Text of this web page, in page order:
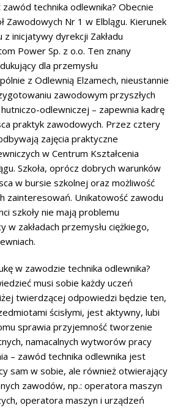
technika odlewnika? Obecnie
Zawodowych Nr 1 w Elblągu. Kierunek
inicjatywy dyrekcji Zakładu
Power Sp. z o.o. Ten znany
dla przemysłu
z Odlewnią Elzamech, nieustannie
zawodowym przyszłych
odlewniczej – zapewnia kadrę
praktyk zawodowych. Przez cztery
zajęcia praktyczne
w Centrum Kształcenia
Szkoła, oprócz dobrych warunków
w bursie szkolnej oraz możliwość
zainteresowań. Unikatowość zawodu
szkoły nie mają problemu
w zakładach przemysłu ciężkiego,
w zawodzie technika odlewnika?
musi sobie każdy uczeń
twierdzącej odpowiedzi będzie ten,
ścisłymi, jest aktywny, lubi
sprawia przyjemność tworzenie
namacalnych wytworów pracy
– zawód technika odlewnika jest
sam w sobie, ale również otwierający
zawodów, np.: operatora maszyn
operatora maszyn i urządzeń